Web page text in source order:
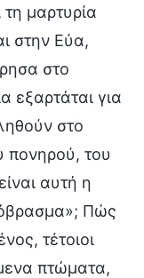
μαρτυρία
στην Εύα,
στο
εξαρτάται για
στο
πονηρού, του
αυτή η
Πώς
τέτοιοι
πτώματα,